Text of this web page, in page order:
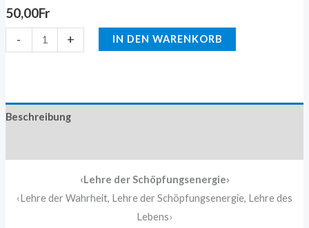
50,00Fr
- + IN DEN WARENKORB
Beschreibung
‹Lehre der Schöpfungsenergie›
‹Lehre der Wahrheit, Lehre der Schöpfungsenergie, Lehre des
Lebens›